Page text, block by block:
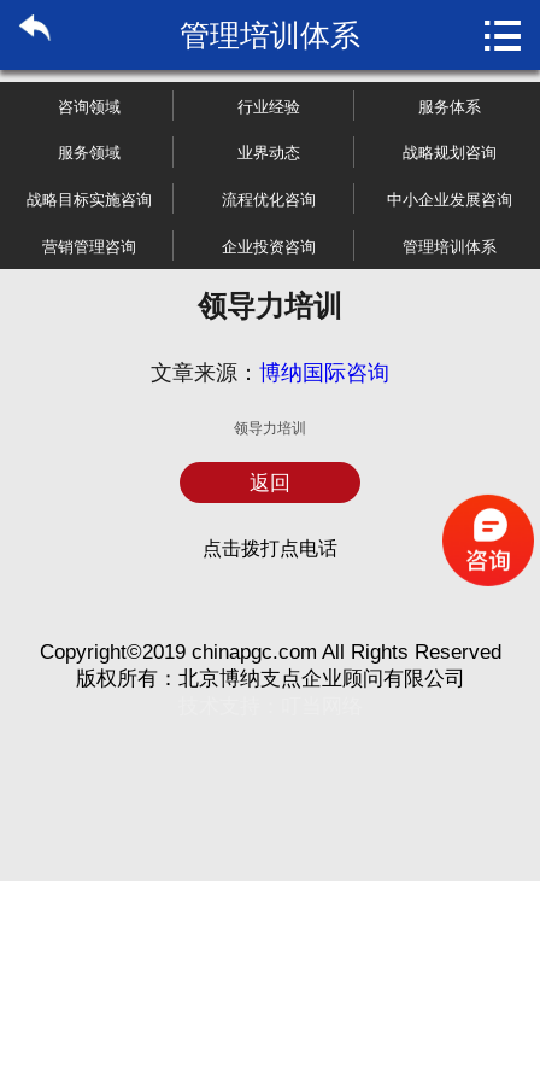

关于博纳
市场研究
管理咨询
行业报告
加入我们
管理培训体系 
咨询领域 行业经验 服务体系
服务领域 业界动态 战略规划咨询
战略目标实施咨询 流程优化咨询 中小企业发展咨询
营销管理咨询 企业投资咨询 管理培训体系
领导力培训
文章来源： 博纳国际咨询
领导力培训
返回
点击拨打点电话
Copyright©2019 chinapgc.com All Rights Reserved
版权所有：北京博纳支点企业顾问有限公司